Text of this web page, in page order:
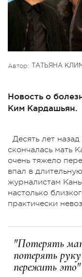
Автор: ТАТЬЯНА
Новость о
Ким Кардашьян.
Десять лет
скончалась мать
очень тяжело
впал в
журналистам
настолько
практически
"Потерять
потерять
пережить это"